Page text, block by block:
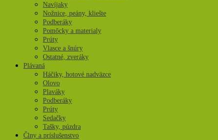
Navíjaky
Nožnice, peány, kliešte
Podberáky
Pomôcky a materialy
Prúty
Vlasce a šnúry
Ostatné, zveráky
Plávaná
Háčiky, hotové nadväzce
Olovo
Plaváky
Podberáky
Prúty
Sedačky
Tašky, púzdra
Člny a príslušenstvo